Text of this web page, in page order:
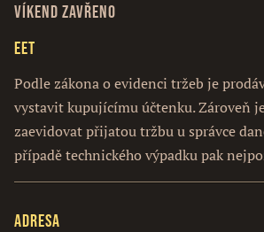
Víkend zavřeno
EET
Podle zákona o evidenci tržeb je
vystavit kupujícímu účtenku. Zároveň
zaevidovat přijatou tržbu u správce
případě technického výpadku pak
Adresa